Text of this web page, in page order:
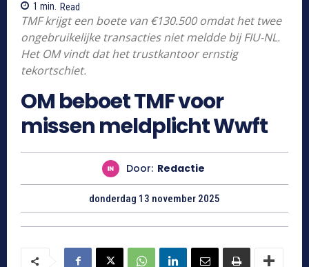
1 min. Read
TMF krijgt een boete van €130.500 omdat het twee
ongebruikelijke transacties niet meldde bij FIU-NL.
Het OM vindt dat het trustkantoor ernstig
tekortschiet.
OM beboet TMF voor
missen meldplicht Wwft
Door: Redactie
donderdag 13 november 2025